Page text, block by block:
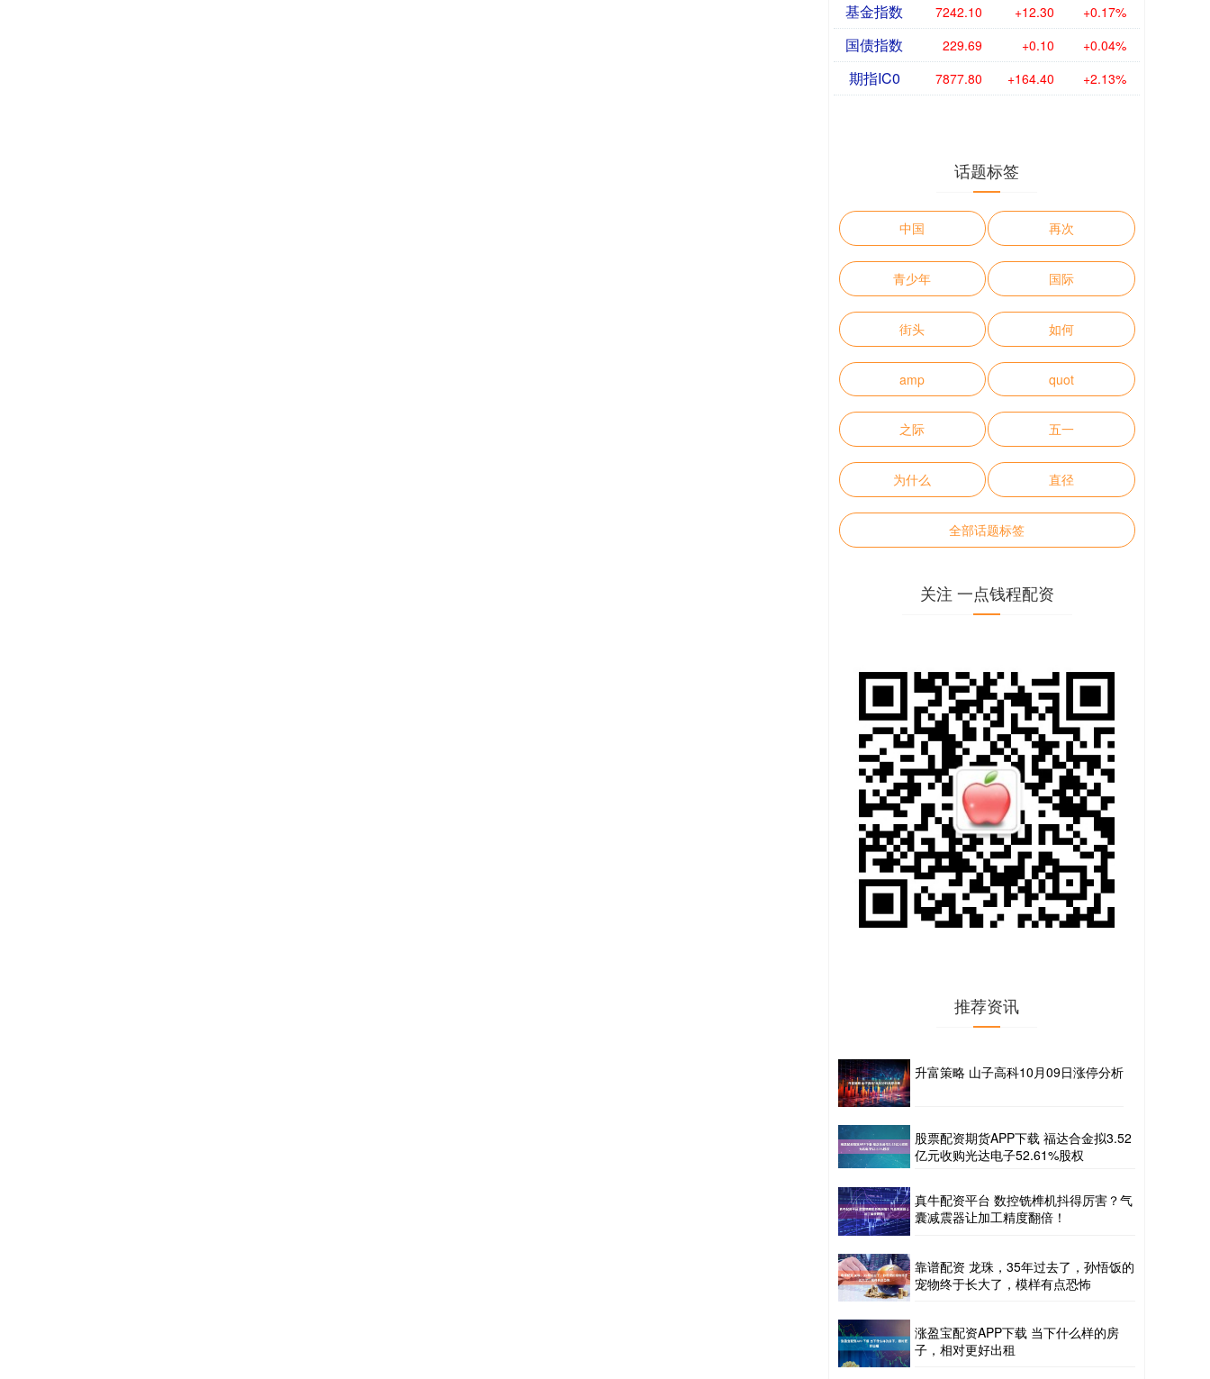
基金指数 7242.10 +12.30 +0.17%
国债指数 229.69 +0.10 +0.04%
期指IC0 7877.80 +164.40 +2.13%
话题标签
中国 再次
青少年 国际
街头 如何
amp quot
之际 五一
为什么 直径
全部话题标签
关注 一点钱程配资
推荐资讯
升富策略 山子高科10月09日涨停分析
股票配资期货APP下载 福达合金拟3.52
亿元收购光达电子52.61%股权
真牛配资平台 数控铣榫机抖得厉害？气
囊减震器让加工精度翻倍！
靠谱配资 龙珠，35年过去了，孙悟饭的
宠物终于长大了，模样有点恐怖
涨盈宝配资APP下载 当下什么样的房
子，相对更好出租